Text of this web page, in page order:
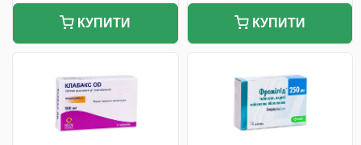
КУПИТИ КУПИТИ